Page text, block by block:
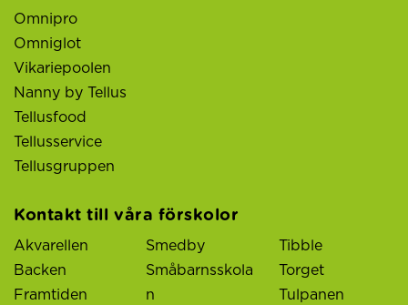
Omnipro
Omniglot
Vikariepoolen
Nanny by Tellus
Tellusfood
Tellusservice
Tellusgruppen
Kontakt till våra förskolor
Akvarellen
Backen
Framtiden
Smedby
Småbarnsskola
n
Tibble
Torget
Tulpanen